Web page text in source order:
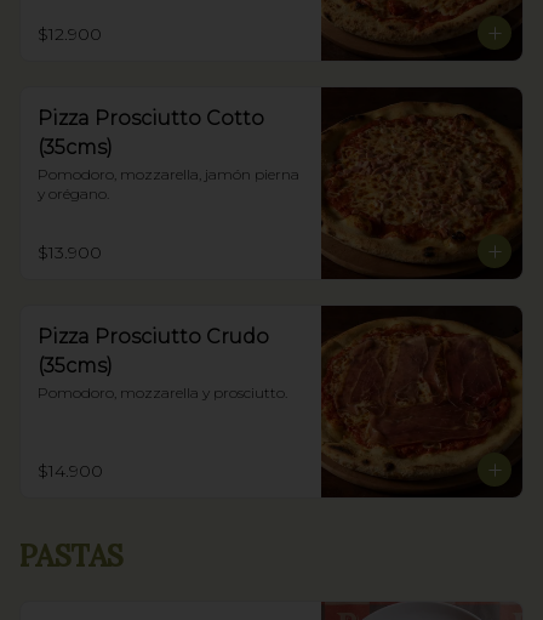
$12.900
Pizza Prosciutto Cotto
(35cms)
Pomodoro, mozzarella, jamón pierna
y orégano.
$13.900
Pizza Prosciutto Crudo
(35cms)
Pomodoro, mozzarella y prosciutto.
$14.900
PASTAS